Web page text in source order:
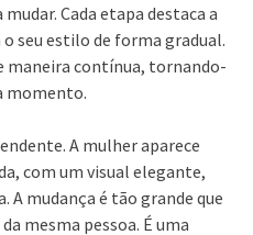
Cada etapa destaca a
seu estilo de forma gradual.
maneira contínua, tornando-
momento.
A mulher aparece
com um visual elegante,
A mudança é tão grande que
mesma pessoa. É uma